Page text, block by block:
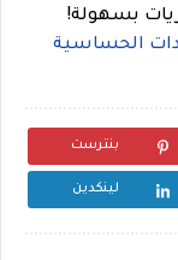
بسهولة!
الحساسية
بنترست
لينكدين